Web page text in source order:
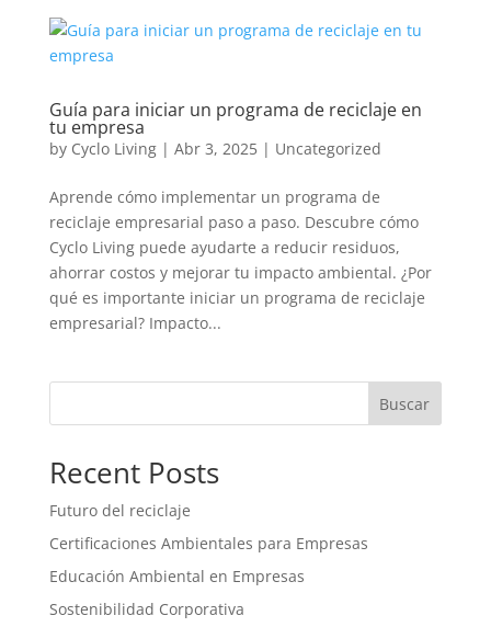
Guía para iniciar un programa de reciclaje en
tu empresa
by Cyclo Living| Abr 3, 2025| Uncategorized
Aprende cómo implementar un programa de
reciclaje empresarial paso a paso. Descubre cómo
Cyclo Living puede ayudarte a reducir residuos,
ahorrar costos y mejorar tu impacto ambiental. ¿Por
qué es importante iniciar un programa de reciclaje
empresarial? Impacto...
Buscar
Recent Posts
Futuro del reciclaje
Certificaciones Ambientales para Empresas
Educación Ambiental en Empresas
Sostenibilidad Corporativa